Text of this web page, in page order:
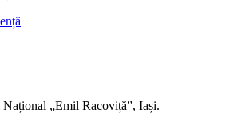
„Emil Racoviță”, Iași.